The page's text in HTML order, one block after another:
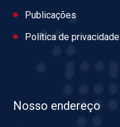
Publicações
Política de privacidade
Nosso endereço